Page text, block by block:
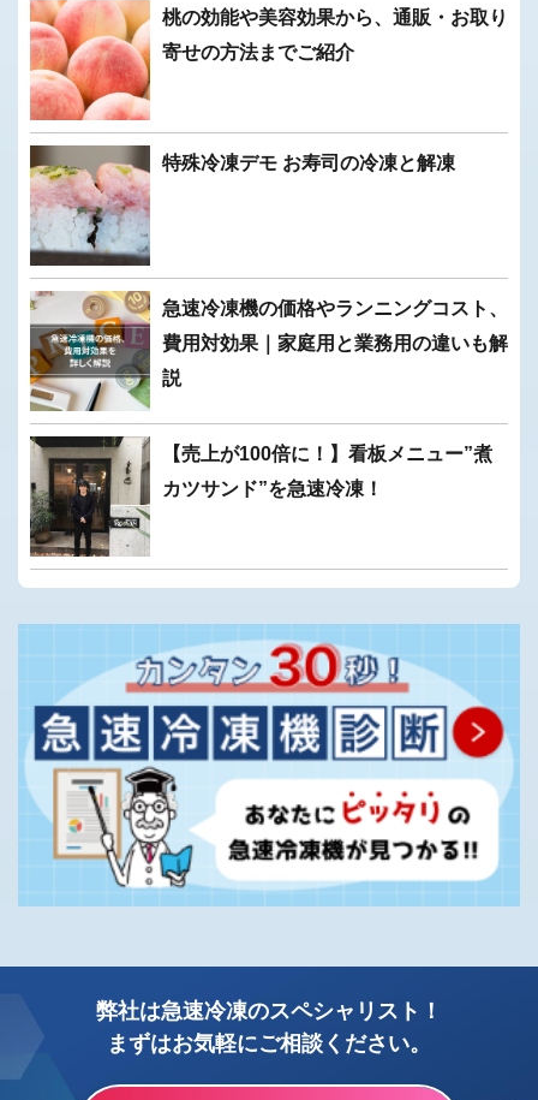
桃の効能や美容効果から、通販・お取り
寄せの方法までご紹介
特殊冷凍デモ お寿司の冷凍と解凍
急速冷凍機の価格やランニングコスト、
費用対効果｜家庭用と業務用の違いも解
説
【売上が100倍に！】看板メニュー”煮
カツサンド”を急速冷凍！
弊社は急速冷凍のスペシャリスト！
まずはお気軽にご相談ください。